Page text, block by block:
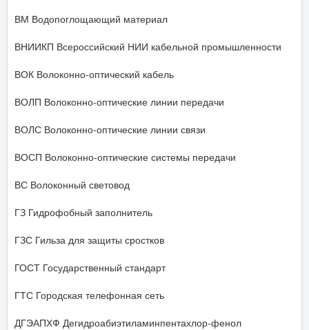
ВМ Водопоглощающий материал
ВНИИКП Всероссийский НИИ кабельной промышленности
ВОК Волоконно-оптический кабель
ВОЛП Волоконно-оптические линии передачи
ВОЛС Волоконно-оптические линии связи
ВОСП Волоконно-оптические системы передачи
ВС Волоконный световод
ГЗ Гидрофобный заполнитель
ГЗС Гильза для защиты сростков
ГОСТ Государственный стандарт
ГТС Городская телефонная сеть
ДГЭАПХФ Дегидроабиэтиламинпентахлор-фенол